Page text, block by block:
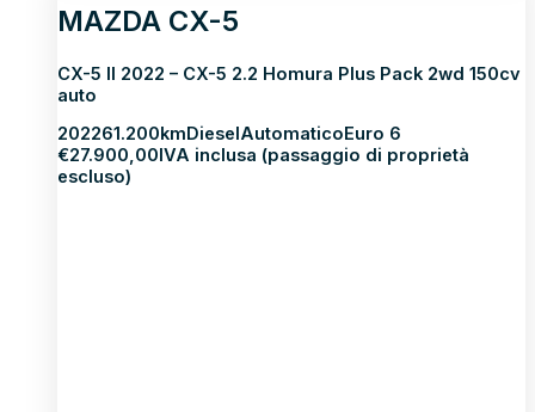
MAZDA CX-5
CX-5 II 2022 – CX-5 2.2 Homura Plus Pack 2wd 150cv
auto
202261.200kmDieselAutomaticoEuro 6
€27.900,00IVA inclusa (passaggio di proprietà
escluso)